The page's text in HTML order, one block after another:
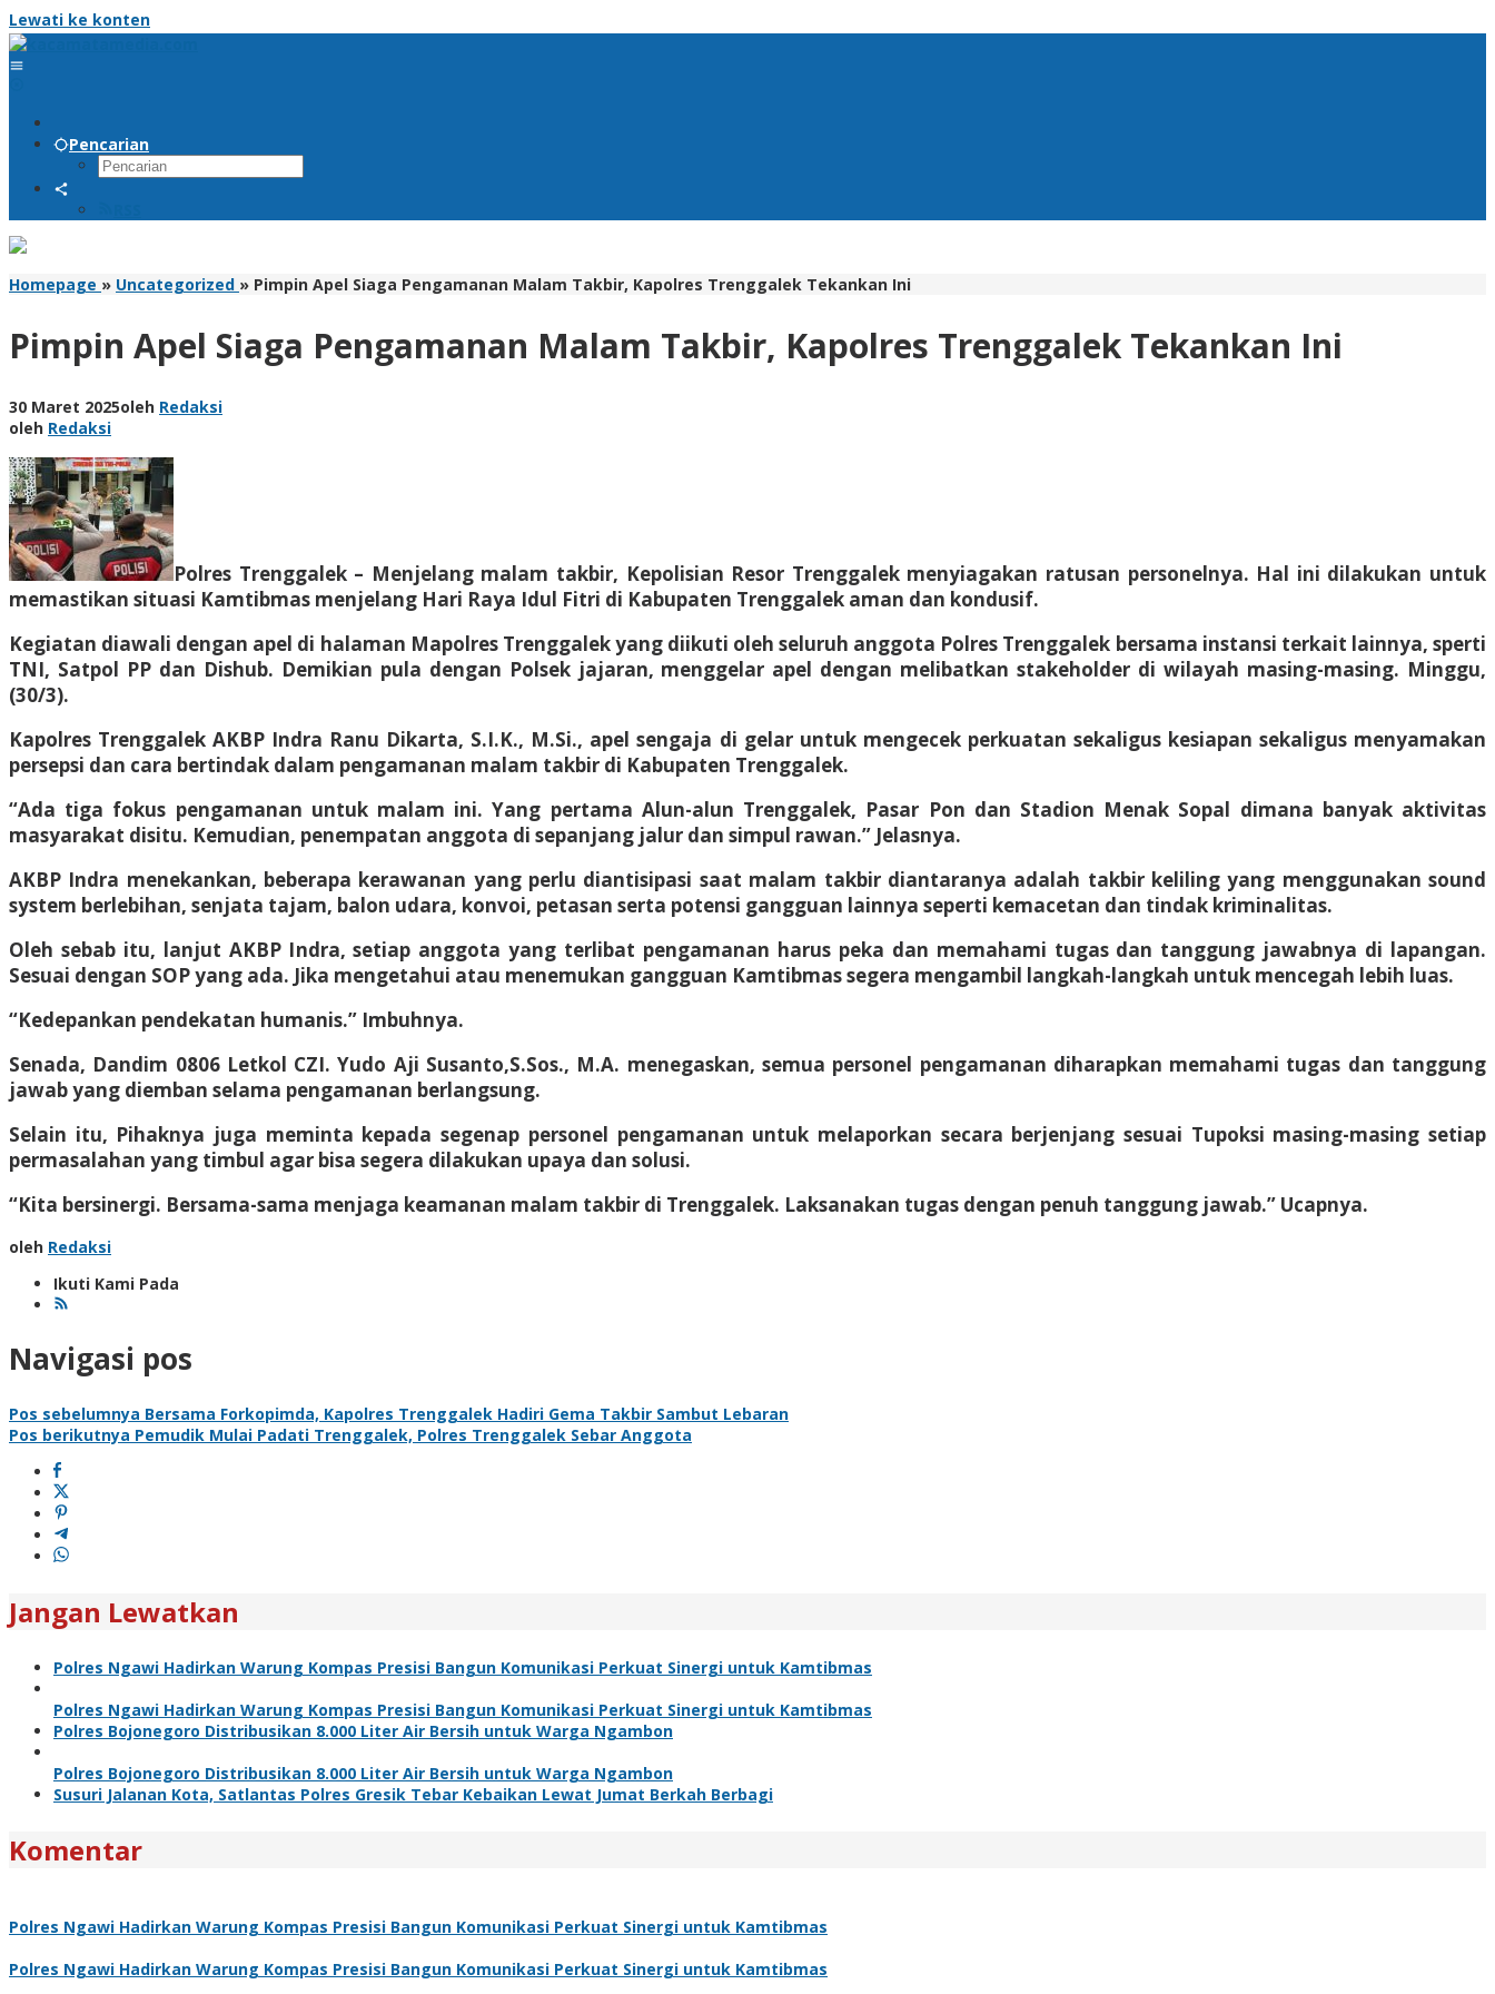
Lewati ke konten
Pencarian
Homepage » Uncategorized » Pimpin Apel Siaga Pengamanan Malam Takbir, Kapolres Trenggalek Tekankan Ini
Pimpin Apel Siaga Pengamanan Malam Takbir, Kapolres Trenggalek Tekankan Ini
30 Maret 2025oleh Redaksi
oleh Redaksi
Polres Trenggalek – Menjelang malam takbir, Kepolisian Resor Trenggalek menyiagakan ratusan personelnya. Hal ini dilakukan untuk
memastikan situasi Kamtibmas menjelang Hari Raya Idul Fitri di Kabupaten Trenggalek aman dan kondusif.
Kegiatan diawali dengan apel di halaman Mapolres Trenggalek yang diikuti oleh seluruh anggota Polres Trenggalek bersama instansi terkait lainnya, sperti
TNI, Satpol PP dan Dishub. Demikian pula dengan Polsek jajaran, menggelar apel dengan melibatkan stakeholder di wilayah masing-masing. Minggu,
(30/3).
Kapolres Trenggalek AKBP Indra Ranu Dikarta, S.I.K., M.Si., apel sengaja di gelar untuk mengecek perkuatan sekaligus kesiapan sekaligus menyamakan
persepsi dan cara bertindak dalam pengamanan malam takbir di Kabupaten Trenggalek.
“Ada tiga fokus pengamanan untuk malam ini. Yang pertama Alun-alun Trenggalek, Pasar Pon dan Stadion Menak Sopal dimana banyak aktivitas
masyarakat disitu. Kemudian, penempatan anggota di sepanjang jalur dan simpul rawan.” Jelasnya.
AKBP Indra menekankan, beberapa kerawanan yang perlu diantisipasi saat malam takbir diantaranya adalah takbir keliling yang menggunakan sound
system berlebihan, senjata tajam, balon udara, konvoi, petasan serta potensi gangguan lainnya seperti kemacetan dan tindak kriminalitas.
Oleh sebab itu, lanjut AKBP Indra, setiap anggota yang terlibat pengamanan harus peka dan memahami tugas dan tanggung jawabnya di lapangan.
Sesuai dengan SOP yang ada. Jika mengetahui atau menemukan gangguan Kamtibmas segera mengambil langkah-langkah untuk mencegah lebih luas.
“Kedepankan pendekatan humanis.” Imbuhnya.
Senada, Dandim 0806 Letkol CZI. Yudo Aji Susanto,S.Sos., M.A. menegaskan, semua personel pengamanan diharapkan memahami tugas dan tanggung
jawab yang diemban selama pengamanan berlangsung.
Selain itu, Pihaknya juga meminta kepada segenap personel pengamanan untuk melaporkan secara berjenjang sesuai Tupoksi masing-masing setiap
permasalahan yang timbul agar bisa segera dilakukan upaya dan solusi.
“Kita bersinergi. Bersama-sama menjaga keamanan malam takbir di Trenggalek. Laksanakan tugas dengan penuh tanggung jawab.” Ucapnya.
oleh Redaksi
Ikuti Kami Pada
Navigasi pos
Pos sebelumnya Bersama Forkopimda, Kapolres Trenggalek Hadiri Gema Takbir Sambut Lebaran
Pos berikutnya Pemudik Mulai Padati Trenggalek, Polres Trenggalek Sebar Anggota
Jangan Lewatkan
Polres Ngawi Hadirkan Warung Kompas Presisi Bangun Komunikasi Perkuat Sinergi untuk Kamtibmas
Polres Ngawi Hadirkan Warung Kompas Presisi Bangun Komunikasi Perkuat Sinergi untuk Kamtibmas
Polres Bojonegoro Distribusikan 8.000 Liter Air Bersih untuk Warga Ngambon
Polres Bojonegoro Distribusikan 8.000 Liter Air Bersih untuk Warga Ngambon
Susuri Jalanan Kota, Satlantas Polres Gresik Tebar Kebaikan Lewat Jumat Berkah Berbagi
Komentar
Polres Ngawi Hadirkan Warung Kompas Presisi Bangun Komunikasi Perkuat Sinergi untuk Kamtibmas
Polres Ngawi Hadirkan Warung Kompas Presisi Bangun Komunikasi Perkuat Sinergi untuk Kamtibmas